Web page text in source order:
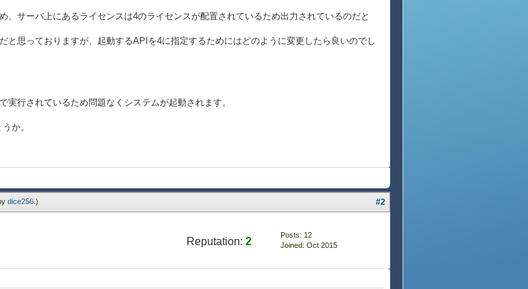
サーバ上にあるライセンスは4のライセンスが配置されているため出力されているのだと
と思っておりますが、起動するAPIを4に指定するためにはどのように変更したら良いのでし
行されているため問題なくシステムが起動されます。
か。
dice256 .) #2
Reputation: 2
Posts: 12
Joined: Oct 2015